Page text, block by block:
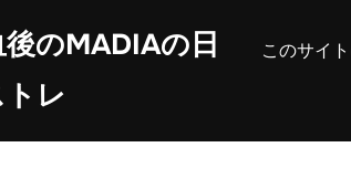
のMADIAの日
レ
このサイ